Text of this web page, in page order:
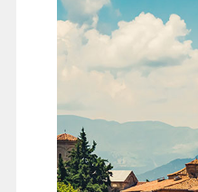
希臘第二大城塞薩洛尼基，
薩利地區邁提奧拉，車子
石矗立眼前，一座座與世
院，遺世孤立在這些險
息，覺得超凡脫俗。